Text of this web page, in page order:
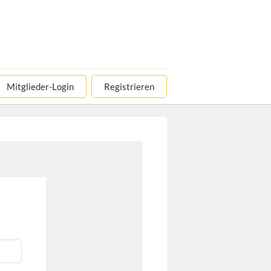
Mitglieder-Login Registrieren